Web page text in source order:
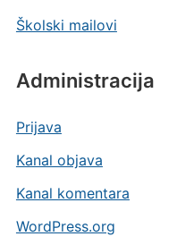
Školski mailovi
Administracija
Prijava
Kanal objava
Kanal komentara
WordPress.org